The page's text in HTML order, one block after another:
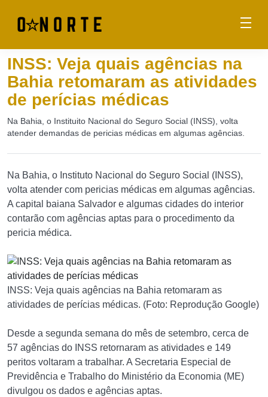
INSS: Veja quais agências na
Bahia retomaram as atividades
de perícias médicas
Na Bahia, o Instituito Nacional do Seguro Social (INSS), volta
atender demandas de pericias médicas em algumas agências.
Na Bahia, o Instituto Nacional do Seguro Social (INSS),
volta atender com pericias médicas em algumas agências.
A capital baiana Salvador e algumas cidades do interior
contarão com agências aptas para o procedimento da
pericia médica.
INSS: Veja quais agências na Bahia retomaram as
atividades de perícias médicas. (Foto: Reprodução Google)
Desde a segunda semana do mês de setembro, cerca de
57 agências do INSS retornaram as atividades e 149
peritos voltaram a trabalhar. A Secretaria Especial de
Previdência e Trabalho do Ministério da Economia (ME)
divulgou os dados e agências aptas.